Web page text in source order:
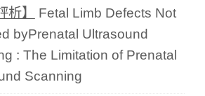
析】
Fetal Limb Defects Not
byPrenatal Ultrasound
: The Limitation of Prenatal
Scanning